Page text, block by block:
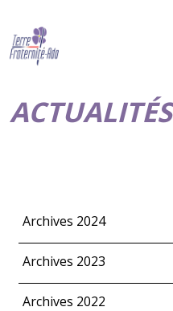
ACTUALITÉS
Archives 2024
Archives 2023
Archives 2022